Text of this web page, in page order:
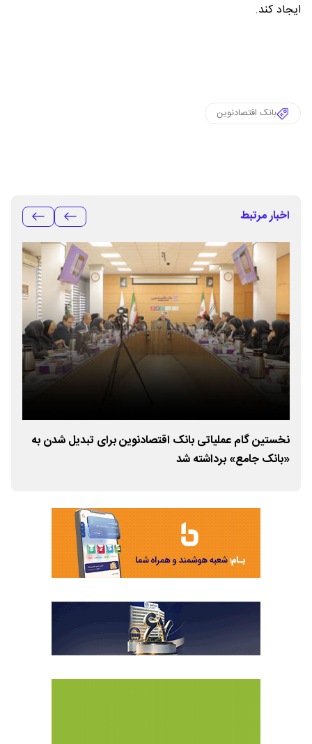
ایجاد کند.
بانک اقتصادنوین
اخبار مرتبط
نخستین گام عملیاتی بانک اقتصادنوین برای تبدیل شدن به
«بانک جامع» برداشته شد